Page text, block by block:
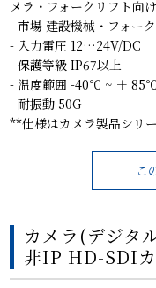
メラ・フォークリフト向
- 市場 建設機械・フォー
- 入力電圧 12…24V/DC
- 保護等級 IP67以上
- 温度範囲 -40℃ ~ ＋ 85℃
- 耐振動 50G
**仕様はカメラ製品シリ
こ
カメラ(デジタ
非IP HD-SDI